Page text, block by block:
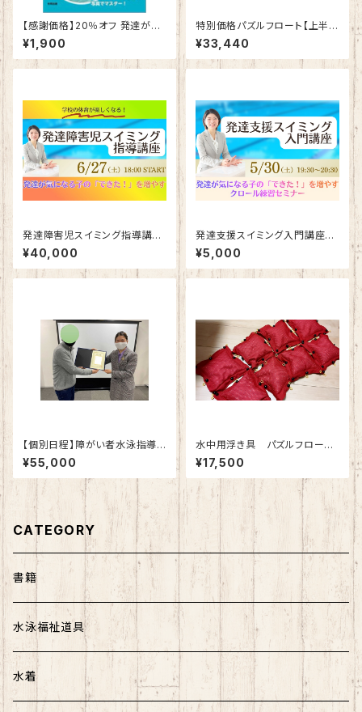
【感謝価格】20％オフ 発達が気
になる子への水泳の教え方 ス
モールステップでみるみる泳げ
る
¥1,900
特別価格パズルフロート【上半身
リラックスセット】9個
¥33,440
発達障害児スイミング指導講座
（オプションなし）
¥40,000
発達支援スイミング入門講座
（アーカイブ配信）
¥5,000
【個別日程】障がい者水泳指導
員養成研修 上級コース
¥55,000
水中用浮き具 パズルフロート
（10ブロック／1セット）（色：いち
ごレッド）
¥17,500
CATEGORY
書籍
水泳福祉道具
水着